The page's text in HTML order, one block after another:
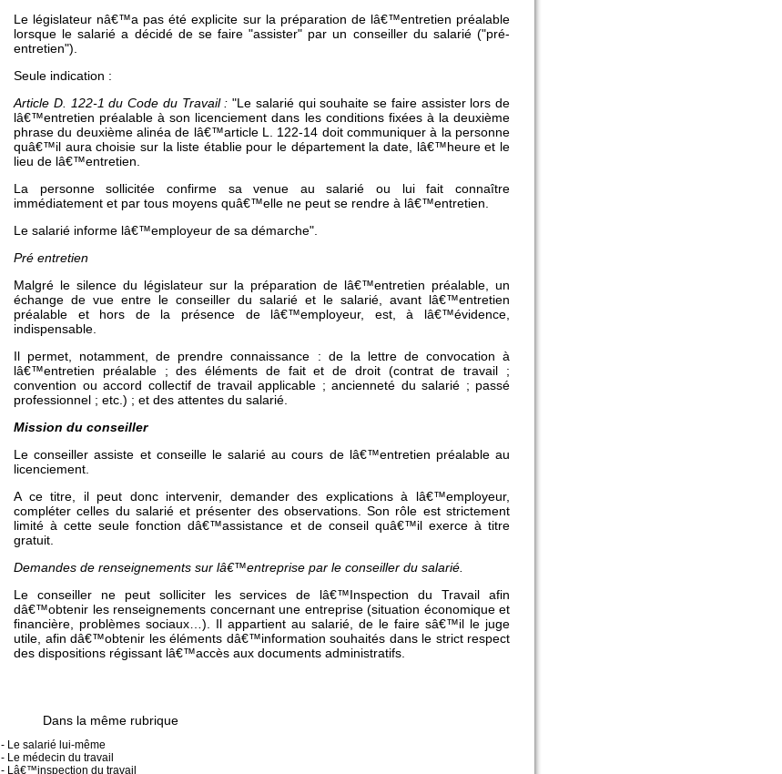
Le législateur nâ€™a pas été explicite sur la préparation de lâ€™entretien préalable
lorsque le salarié a décidé de se faire "assister" par un conseiller du salarié ("pré-
entretien").
Seule indication :
Article D. 122-1 du Code du Travail : "Le salarié qui souhaite se faire assister lors de
lâ€™entretien préalable à son licenciement dans les conditions fixées à la deuxième
phrase du deuxième alinéa de lâ€™article L. 122-14 doit communiquer à la personne
quâ€™il aura choisie sur la liste établie pour le département la date, lâ€™heure et le
lieu de lâ€™entretien.
La personne sollicitée confirme sa venue au salarié ou lui fait connaître
immédiatement et par tous moyens quâ€™elle ne peut se rendre à lâ€™entretien.
Le salarié informe lâ€™employeur de sa démarche".
Pré entretien
Malgré le silence du législateur sur la préparation de lâ€™entretien préalable, un
échange de vue entre le conseiller du salarié et le salarié, avant lâ€™entretien
préalable et hors de la présence de lâ€™employeur, est, à lâ€™évidence,
indispensable.
Il permet, notamment, de prendre connaissance : de la lettre de convocation à
lâ€™entretien préalable ; des éléments de fait et de droit (contrat de travail ;
convention ou accord collectif de travail applicable ; ancienneté du salarié ; passé
professionnel ; etc.) ; et des attentes du salarié.
Mission du conseiller
Le conseiller assiste et conseille le salarié au cours de lâ€™entretien préalable au
licenciement.
A ce titre, il peut donc intervenir, demander des explications à lâ€™employeur,
compléter celles du salarié et présenter des observations. Son rôle est strictement
limité à cette seule fonction dâ€™assistance et de conseil quâ€™il exerce à titre
gratuit.
Demandes de renseignements sur lâ€™entreprise par le conseiller du salarié.
Le conseiller ne peut solliciter les services de lâ€™Inspection du Travail afin
dâ€™obtenir les renseignements concernant une entreprise (situation économique et
financière, problèmes sociaux…). Il appartient au salarié, de le faire sâ€™il le juge
utile, afin dâ€™obtenir les éléments dâ€™information souhaités dans le strict respect
des dispositions régissant lâ€™accès aux documents administratifs.
Dans la même rubrique
- Le salarié lui-même
- Le médecin du travail
- Lâ€™inspection du travail